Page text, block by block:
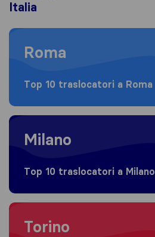
Italia
Moving to Roma
Roma
Top 10 traslocatori a Roma
Moving to Milano
Milano
Top 10 traslocatori a Milano
Moving to Torino
Torino